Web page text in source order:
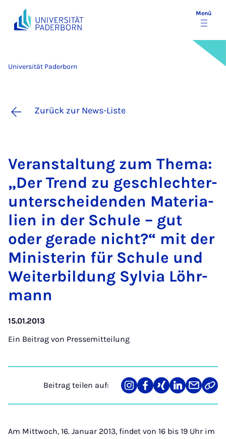
Menü
Universität Paderborn
Zurück zur News-Liste
Ver­an­stal­tung zum The­ma:
„Der Trend zu ge­schlech­ter­
un­ter­schei­den­den Ma­te­ri­a­
li­en in der Schu­le – gut
oder ge­ra­de nicht?“ mit der
Mi­nis­te­rin für Schu­le und
Wei­ter­bil­dung Syl­via Löhr­
mann
15.01.2013
Ein Beitrag von Pressemitteilung
Beitrag teilen auf:
Teilen
auf
Teilen
auf
Teilen
auf
Teilen
auf
Teilen
über
Mail
Link
Am Mittwoch, 16. Januar 2013, findet von 16 bis 19 Uhr im